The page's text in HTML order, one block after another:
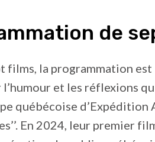
de
films, la programmation
et les réflexions
québécoise
En 2024, leur premier